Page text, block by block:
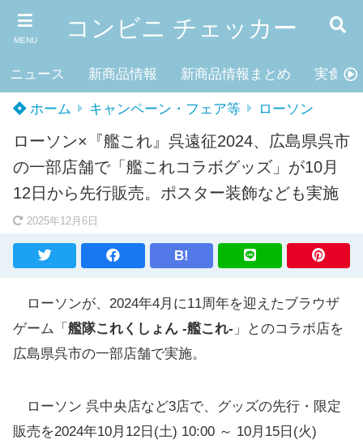
MENU コンビニ チェッカー
ニュース 新商品情報 新商品情報まとめ 実食レ
ホーム キャンペーン・フェア等 ローソン
ローソン×『艦これ』呉遠征2024、広島県呉市
の一部店舗で「艦これコラボグッズ」が10月
12日から先行販売。ポスター装飾なども実施
2025年12月6日
B!
ローソンが、2024年4月に11周年を迎えたブラウザ
ゲーム「 艦隊これくしょん -艦これ- 」とのコラボ店を
広島県呉市の一部店舗で実施。
ローソン 呉中央店など3店で、グッズの先行・限定
販売を2024年10月12日(土) 10:00 ～ 10月15日(火)